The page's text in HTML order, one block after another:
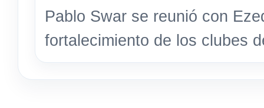
Pablo Swar se reunió con
fortalecimiento de los clubes